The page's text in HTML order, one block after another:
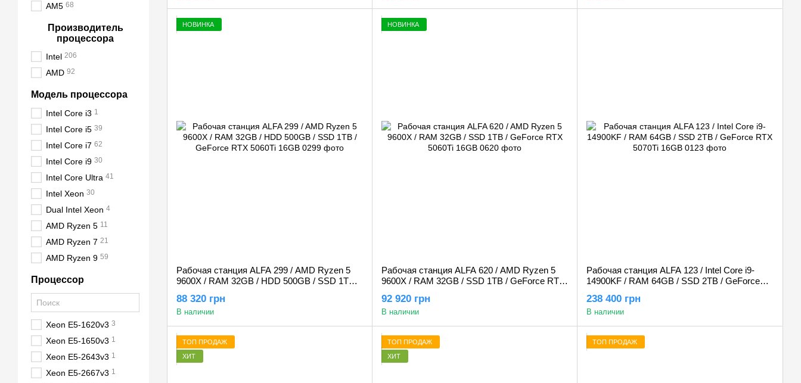
НОВИНКА
Рабочая станция ALFA 299 / AMD Ryzen 5
9600X / RAM 32GB / HDD 500GB / SSD 1TB /
88 320 грн
В наличии
НОВИНКА
Рабочая станция ALFA 620 / AMD Ryzen 5
9600X / RAM 32GB / SSD 1TB / GeForce RTX
92 920 грн
В наличии
Рабочая станция ALFA 123 / Intel Core i9-
14900KF / RAM 64GB / SSD 2TB / GeForce
238 400 грн
В наличии
ТОП ПРОДАЖ
ХИТ
ТОП ПРОДАЖ
ХИТ
ТОП ПРОДАЖ
AM5 68
Производитель
процессора
Intel 206
AMD 92
Модель процессора
Intel Core i3 1
Intel Core i5 39
Intel Core i7 62
Intel Core i9 30
Intel Core Ultra 41
Intel Xeon 30
Dual Intel Xeon 4
AMD Ryzen 5 11
AMD Ryzen 7 21
AMD Ryzen 9 59
Процессор
Xeon E5-1620v3 3
Xeon E5-1650v3 1
Xeon E5-2643v3 1
Xeon E5-2667v3 1